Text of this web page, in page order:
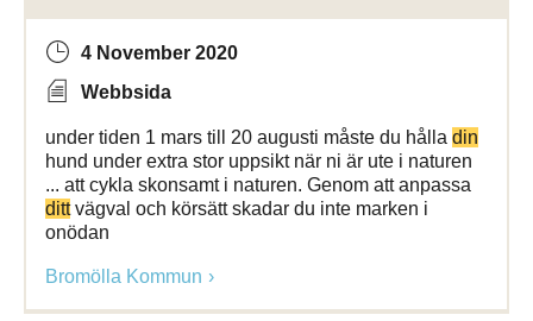
4 November 2020
Webbsida
under tiden 1 mars till 20 augusti måste du hålla din
hund under extra stor uppsikt när ni är ute i naturen
... att cykla skonsamt i naturen. Genom att anpassa
dittvägval och körsätt skadar du inte marken i
onödan
Bromölla Kommun